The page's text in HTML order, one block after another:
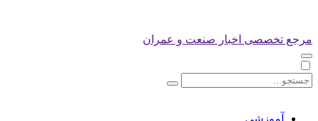
مرجع تخصصی اخبار صنعت و عمران
آموزشی